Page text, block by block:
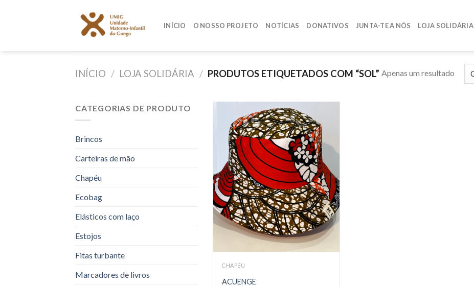
INÍCIO O NOSSO PROJETO NOTÍCIAS DONATIVOS JUNTA-TE A NÓS LOJA SOLIDÁRIA
INÍCIO / LOJA SOLIDÁRIA / PRODUTOS ETIQUETADOS COM “SOL” Apenas um resultado
CATEGORIAS DE PRODUTO
Brincos
Carteiras de mão
Chapéu
Ecobag
Elásticos com laço
Estojos
Fitas turbante
Marcadores de livros
CHAPÉU
ACUENGE